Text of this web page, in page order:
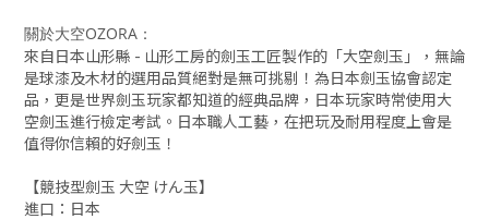
關於大空OZORA：
來自日本山形縣 - 山形工房的劍玉工匠製作的「大空劍玉」，無論
是球漆及木材的選用品質絕對是無可挑剔！為日本劍玉協會認定
品，更是世界劍玉玩家都知道的經典品牌，日本玩家時常使用大
空劍玉進行檢定考試。日本職人工藝，在把玩及耐用程度上會是
值得你信賴的好劍玉！
【競技型劍玉 大空 けん玉】
進口：日本